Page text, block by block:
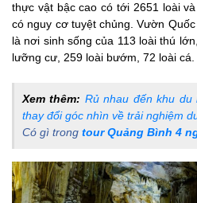
thực vật bậc cao có tới 2651 loài
có nguy cơ tuyệt chủng. Vườn
là nơi sinh sống của 113 loài thú
lưỡng cư, 259 loài bướm, 72 loài cá.
Xem thêm: Rủ nhau đến khu du
thay đổi góc nhìn về trải nghiệm
Có gì trong tour Quảng Bình 4